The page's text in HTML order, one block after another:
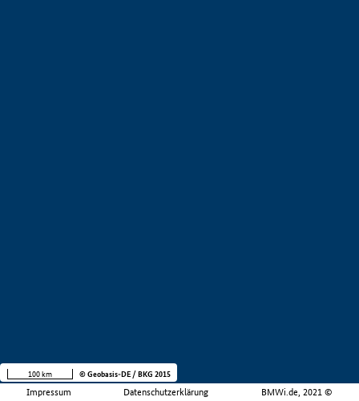
Impressum Datenschutzerklärung BMWi.de, 2021 ©
100 km © Geobasis-DE / BKG 2015